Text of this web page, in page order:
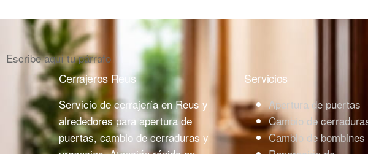
Escribe aquí tu párrafo
Cerrajeros Reus
Servicio de cerrajería en Reus y
alrededores para apertura de
puertas, cambio de cerraduras y
Servicios
Apertura de puertas
Cambio de
Cambio de bombines